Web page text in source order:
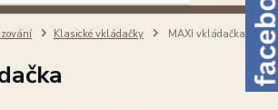
Klasické vkládačky MAXI vkládačka